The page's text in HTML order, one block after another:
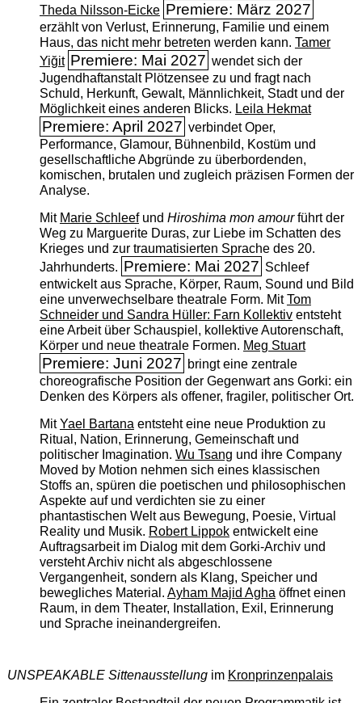
Theda Nilsson-Eicke Premiere: März 2027
erzählt von Verlust, Erinnerung, Familie und einem
Haus, das nicht mehr betreten werden kann. Tamer
Yiğit Premiere: Mai 2027 wendet sich der
Jugendhaftanstalt Plötzensee zu und fragt nach
Schuld, Herkunft, Gewalt, Männlichkeit, Stadt und der
Möglichkeit eines anderen Blicks. Leila Hekmat
Premiere: April 2027 verbindet Oper,
Performance, Glamour, Bühnenbild, Kostüm und
gesellschaftliche Abgründe zu überbordenden,
komischen, brutalen und zugleich präzisen Formen der
Analyse.
Mit Marie Schleefund Hiroshima mon amourführt der
Weg zu Marguerite Duras, zur Liebe im Schatten des
Krieges und zur traumatisierten Sprache des 20.
Jahrhunderts. Premiere: Mai 2027 Schleef
entwickelt aus Sprache, Körper, Raum, Sound und Bild
eine unverwechselbare theatrale Form. MitTom
Schneider und Sandra Hüller: Farn Kollektiventsteht
eine Arbeit über Schauspiel, kollektive Autorenschaft,
Körper und neue theatrale Formen. Meg Stuart
Premiere: Juni 2027 bringt eine zentrale
choreografische Position der Gegenwart ans Gorki: ein
Denken des Körpers als offener, fragiler, politischer Ort.
MitYael Bartanaentsteht eine neue Produktion zu
Ritual, Nation, Erinnerung, Gemeinschaft und
politischer Imagination. Wu Tsang und ihre Company
Moved by Motion nehmen sich eines klassischen
Stoffs an, spüren die poetischen und philosophischen
Aspekte auf und verdichten sie zu einer
phantastischen Welt aus Bewegung, Poesie, Virtual
Reality und Musik. Robert Lippokentwickelt eine
Auftragsarbeit im Dialog mit dem Gorki-Archiv und
versteht Archiv nicht als abgeschlossene
Vergangenheit, sondern als Klang, Speicher und
bewegliches Material. Ayham Majid Aghaöffnet einen
Raum, in dem Theater, Installation, Exil, Erinnerung
und Sprache ineinandergreifen.
UNSPEAKABLE Sittenausstellungim Kronprinzenpalais